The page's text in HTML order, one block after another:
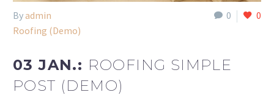
0 0
Byadmin
Roofing (Demo)
03 JAN.: ROOFING SIMPLE
POST (DEMO)